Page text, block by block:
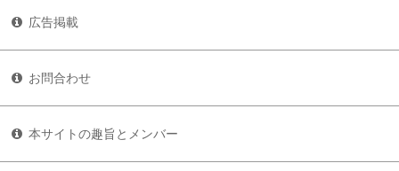
広告掲載
お問合わせ
本サイトの趣旨とメンバー